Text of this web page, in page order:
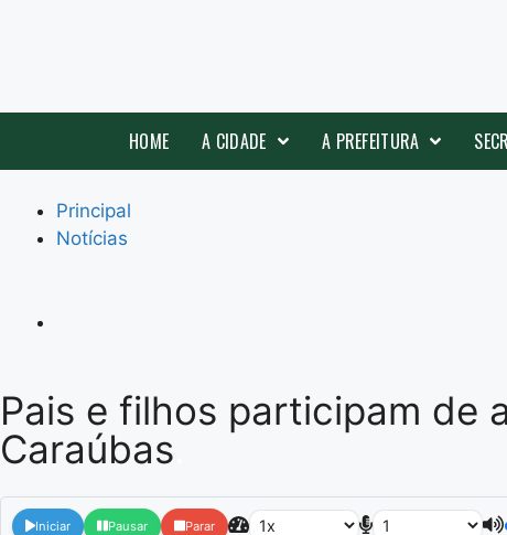
HOME A CIDADE A PREFEITURA
Principal
Notícias
Pais e filhos participam de
Caraúbas
Iniciar Pausar Parar